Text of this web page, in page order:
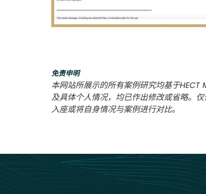
免责申明
本网站所展示的所有案例研究均基于
及具体个人情况，均已作出修改或省略。
入座或将自身情况与案例进行对比。